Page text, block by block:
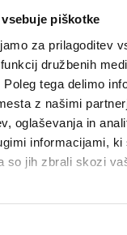
piškotke
za prilagoditev
družbenih
Poleg tega delimo
z našimi
oglaševanja in
informacijami, ki
so jih zbrali skozi
energije.
Jan-Erik Viitala
na sedlasti
ustvarjata
na leto. Med
meseci pozimi,
generator.